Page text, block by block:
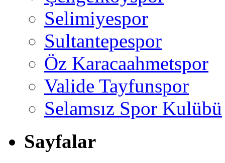
Selimiyespor
Sultantepespor
Öz Karacaahmetspor
Valide Tayfunspor
Selamsız Spor Kulübü
Sayfalar